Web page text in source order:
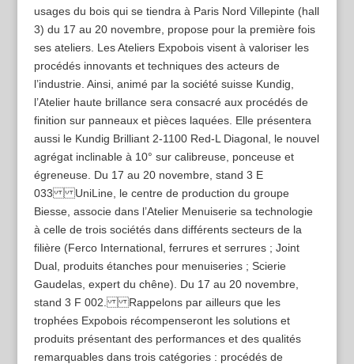
usages du bois qui se tiendra à Paris Nord Villepinte (hall
3) du 17 au 20 novembre, propose pour la première fois
ses ateliers. Les Ateliers Expobois visent à valoriser les
procédés innovants et techniques des acteurs de
l’industrie. Ainsi, animé par la société suisse Kundig,
l’Atelier haute brillance sera consacré aux procédés de
finition sur panneaux et pièces laquées. Elle présentera
aussi le Kundig Brilliant 2-1100 Red-L Diagonal, le nouvel
agrégat inclinable à 10° sur calibreuse, ponceuse et
égreneuse. Du 17 au 20 novembre, stand 3 E
033 UniLine, le centre de production du groupe
Biesse, associe dans l’Atelier Menuiserie sa technologie
à celle de trois sociétés dans différents secteurs de la
filière (Ferco International, ferrures et serrures ; Joint
Dual, produits étanches pour menuiseries ; Scierie
Gaudelas, expert du chêne). Du 17 au 20 novembre,
stand 3 F 002. Rappelons par ailleurs que les
trophées Expobois récompenseront les solutions et
produits présentant des performances et des qualités
remarquables dans trois catégories : procédés de